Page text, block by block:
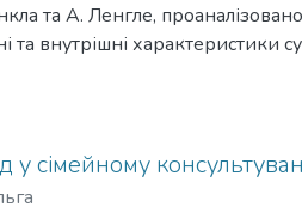
та А. Ленгле,
та внутрішні характеристики
стресових впливів,
у сімейному